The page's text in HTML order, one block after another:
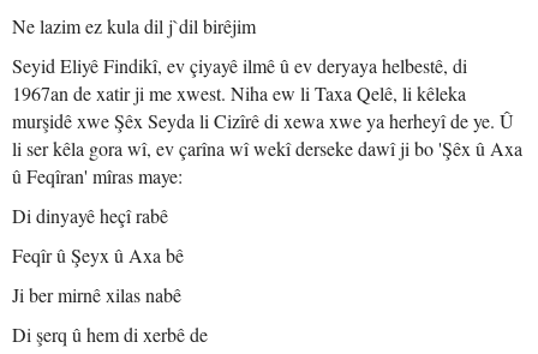
Ne lazim ez kula dil j`dil birêjim
Seyid Eliyê Findikî, ev çiyayê ilmê û ev deryaya helbestê, di
1967an de xatir ji me xwest. Niha ew li Taxa Qelê, li kêleka
murşidê xwe Şêx Seyda li Cizîrê di xewa xwe ya herheyî de ye. Û
li ser kêla gora wî, ev çarîna wî wekî derseke dawî ji bo 'Şêx û Axa
û Feqîran' mîras maye:
Di dinyayê heçî rabê
Feqîr û Şeyx û Axa bê
Ji ber mirnê xilas nabê
Di şerq û hem di xerbê de